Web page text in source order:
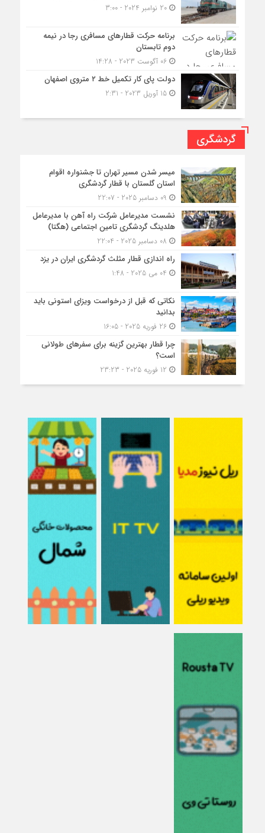
20 نوامبر 2024 - 3:00
برنامه حرکت قطارهای مسافری رجا در نیمه
دوم تابستان
06 آگوست 2023 - 14:28
دولت پای کار تکمیل خط ۲ متروی اصفهان
15 آوریل 2023 - 2:31
گردشگری
میسر شدن مسیر تهران تا جشنواره اقوام
استان گلستان با قطار گردشگری
نشست مدیرعامل شرکت راه آهن با مدیرعامل
هلدینگ گردشگری تامین اجتماعی (هگتا)
راه اندازی قطار مثلث گردشگری ایران در یزد
نکاتی که قبل از درخواست ویزای استونی باید
بدانید
26 فوریه 2025 - 16:05
چرا قطار بهترین گزینه برای سفرهای طولانی
است؟